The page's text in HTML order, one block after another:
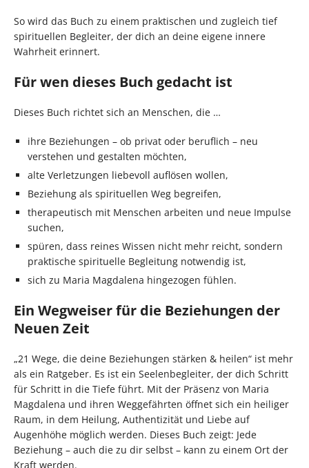
So wird das Buch zu einem praktischen und zugleich tief
spirituellen Begleiter, der dich an deine eigene innere
Wahrheit erinnert.
Für wen dieses Buch gedacht ist
Dieses Buch richtet sich an Menschen, die …
ihre Beziehungen – ob privat oder beruflich – neu
verstehen und gestalten möchten,
alte Verletzungen liebevoll auflösen wollen,
Beziehung als spirituellen Weg begreifen,
therapeutisch mit Menschen arbeiten und neue Impulse
suchen,
spüren, dass reines Wissen nicht mehr reicht, sondern
praktische spirituelle Begleitung notwendig ist,
sich zu Maria Magdalena hingezogen fühlen.
Ein Wegweiser für die Beziehungen der
Neuen Zeit
„21 Wege, die deine Beziehungen stärken & heilen“ ist mehr
als ein Ratgeber. Es ist ein Seelenbegleiter, der dich Schritt
für Schritt in die Tiefe führt. Mit der Präsenz von Maria
Magdalena und ihren Weggefährten öffnet sich ein heiliger
Raum, in dem Heilung, Authentizität und Liebe auf
Augenhöhe möglich werden. Dieses Buch zeigt: Jede
Beziehung – auch die zu dir selbst – kann zu einem Ort der
Kraft werden.